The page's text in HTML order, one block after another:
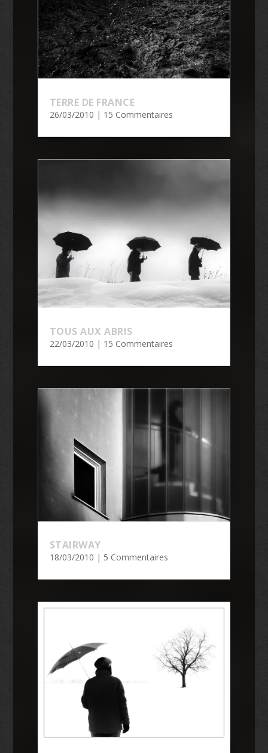
TERRE DE FRANCE
26/03/2010 | 15 Commentaires
TOUS AUX ABRIS
22/03/2010 | 15 Commentaires
STAIRWAY
18/03/2010 | 5 Commentaires